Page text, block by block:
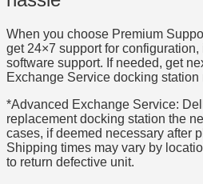
When you choose Premium
get 24×7 support for
software support. If needed, get
Exchange Service docking station
*Advanced Exchange Service:
replacement docking station the
cases, if deemed necessary after
Shipping times may vary by
to return defective unit.